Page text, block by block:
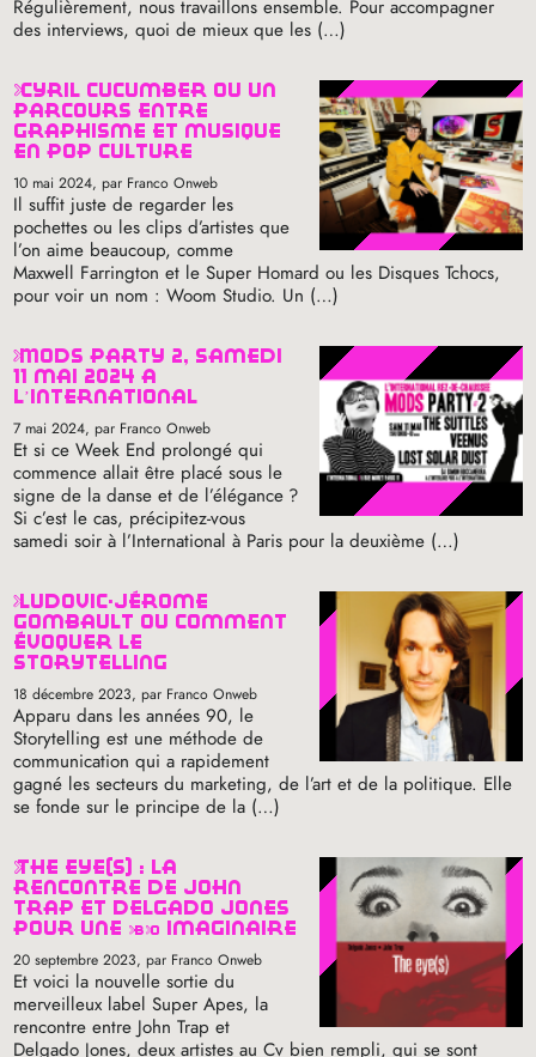
Régulièrement, nous travaillons ensemble. Pour accompagner
des interviews, quoi de mieux que les (…)
cyril cucumber ou un
parcours entre
graphisme et musique
en pop culture
10 mai 2024, par Franco Onweb
Il suffit juste de regarder les
pochettes ou les clips d’artistes que
l’on aime beaucoup, comme
Maxwell Farrington et le Super Homard ou les Disques Tchocs,
pour voir un nom : Woom Studio. Un (…)
mods party 2, samedi
11 mai 2024 à
l’international
7 mai 2024, par Franco Onweb
Et si ce Week End prolongé qui
commence allait être placé sous le
signe de la danse et de l’élégance ?
Si c’est le cas, précipitez-vous
samedi soir à l’International à Paris pour la deuxième (…)
ludovic-jérôme
gombault ou comment
évoquer le
storytelling
18 décembre 2023, par Franco Onweb
Apparu dans les années 90, le
Storytelling est une méthode de
communication qui a rapidement
gagné les secteurs du marketing, de l’art et de la politique. Elle
se fonde sur le principe de la (…)
the eye(s) : la
rencontre de john
trap et delgado jones
pour une bo imaginaire
20 septembre 2023, par Franco Onweb
Et voici la nouvelle sortie du
merveilleux label Super Apes, la
rencontre entre John Trap et
Delgado Jones, deux artistes au Cv bien rempli, qui se sont